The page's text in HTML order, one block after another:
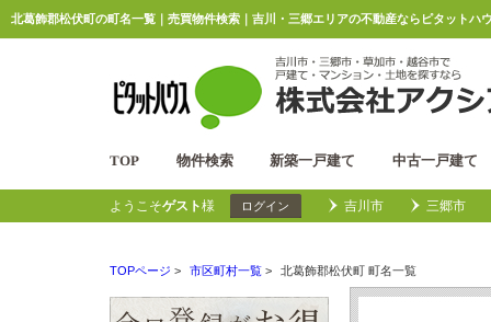
北葛飾郡松伏町の町名一覧｜売買物件検索｜吉川・三郷エリアの不動産ならピタットハ
TOP 物件検索 新築一戸建て 中古一戸建て
ようこそゲスト様 ログイン 吉川市 三郷市
TOPページ > 市区町村一覧 > 北葛飾郡松伏町 町名一覧